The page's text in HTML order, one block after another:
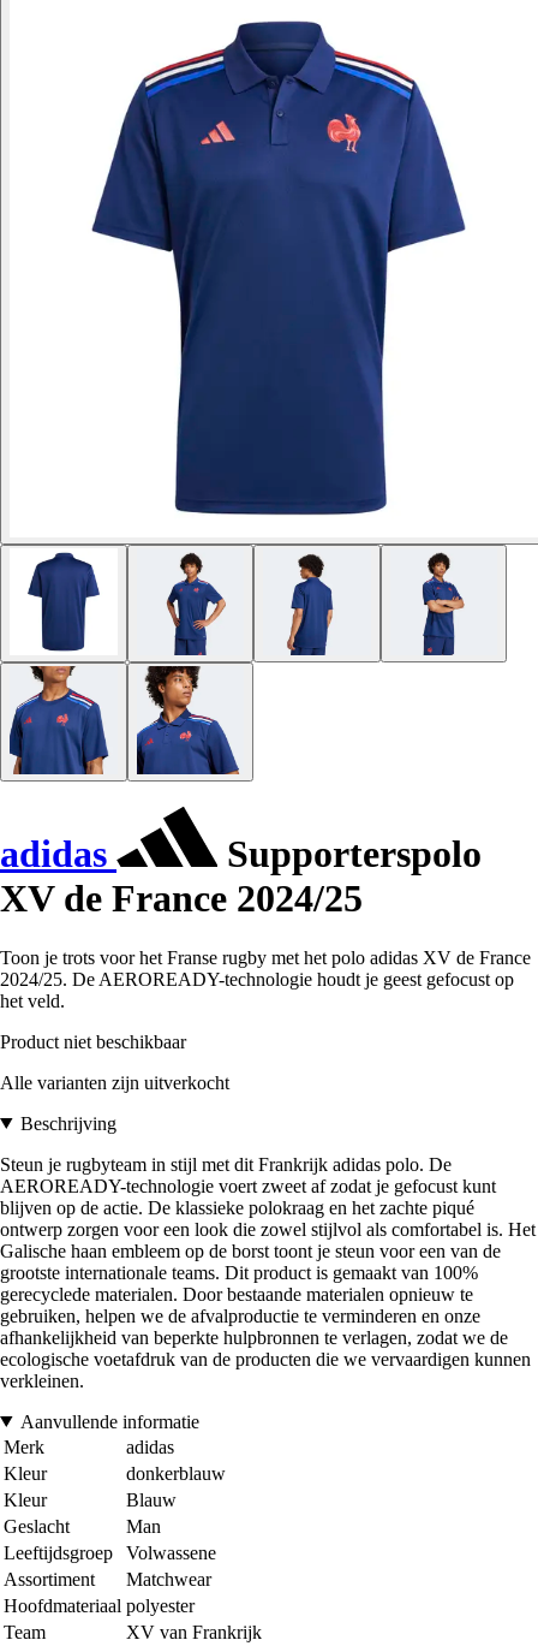
adidas
Supporterspolo
XV de France 2024/25
Toon je trots voor het Franse rugby met het polo adidas XV de France
2024/25. De AEROREADY-technologie houdt je geest gefocust op
het veld.
Product niet beschikbaar
Alle varianten zijn uitverkocht
Beschrijving
Steun je rugbyteam in stijl met dit Frankrijk adidas polo. De
AEROREADY-technologie voert zweet af zodat je gefocust kunt
blijven op de actie. De klassieke polokraag en het zachte piqué
ontwerp zorgen voor een look die zowel stijlvol als comfortabel is. Het
Galische haan embleem op de borst toont je steun voor een van de
grootste internationale teams. Dit product is gemaakt van 100%
gerecyclede materialen. Door bestaande materialen opnieuw te
gebruiken, helpen we de afvalproductie te verminderen en onze
afhankelijkheid van beperkte hulpbronnen te verlagen, zodat we de
ecologische voetafdruk van de producten die we vervaardigen kunnen
verkleinen.
Aanvullende informatie
Merk
adidas
Kleur
donkerblauw
Kleur
Blauw
Geslacht
Man
Leeftijdsgroep
Volwassene
Assortiment
Matchwear
Hoofdmateriaal polyester
Team
XV van Frankrijk